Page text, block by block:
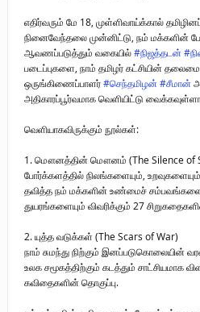
வணக்க நிகழ்வும் ‘விடுதலைச் சிற்பி’ நூல்
தீக்குரல்’ இசைப்பேழை வெளியீடும்.
உரிமைப் போராட்டம் _
நாடாளுமன்ற உறுப்பினர் இராமநாதன்
திறந்த மடல்!
எதிர்வரும் மே 18, முள்ளிவாய்க்கால்
நினைவேந்தலை முன்னிட்டு, நம் மக்களின்
ஆவணப்படுத்தும் வகையில்#நிஜத்தடன்
படைப்புகளை, நாம் தமிழர் கட்சியின் தலைமை
ஒருங்கிணைப்பாளர்#செந்தமிழன்#சீமான்
அதிகாரப்பூர்வமாக வெளியிட்டு
வெளியாகவிருக்கும் நூல்கள்:
1. மௌனத்தின் மௌனம் (The Silence of
போர்க்களத்தில் நிலங்களையும்,
தவித்த நம் மக்களின் உண்மைச்
துயரங்களையும் விவரிக்கும் 27
2. யுத்த வடுக்கள் (The Scars of War)
நாம் சுமந்து நிற்கும் இனப்படுகொலையின்
உலக சமூகத்திற்கும் கடத்தும் சாட்சியமாக
கவிதைகளின் தொகுப்பு.